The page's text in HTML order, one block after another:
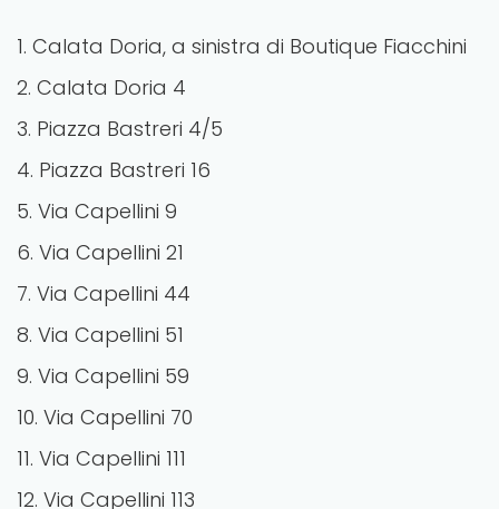
1. Calata Doria, a sinistra di Boutique Fiacchini
2. Calata Doria 4
3. Piazza Bastreri 4/5
4. Piazza Bastreri 16
5. Via Capellini 9
6. Via Capellini 21
7. Via Capellini 44
8. Via Capellini 51
9. Via Capellini 59
10. Via Capellini 70
11. Via Capellini 111
12. Via Capellini 113